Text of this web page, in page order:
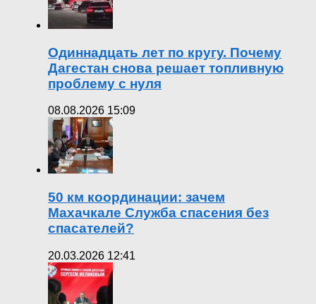
Одиннадцать лет по кругу. Почему
Дагестан снова решает топливную
проблему с нуля
08.08.2026 15:09
50 км координации: зачем
Махачкале Служба спасения без
спасателей?
20.03.2026 12:41